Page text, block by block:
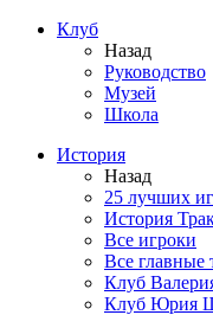
Клуб
Назад
Руководство
Музей
Школа
История
Назад
25 лучших
История
Все игроки
Все главные
Клуб
Клуб Юрия